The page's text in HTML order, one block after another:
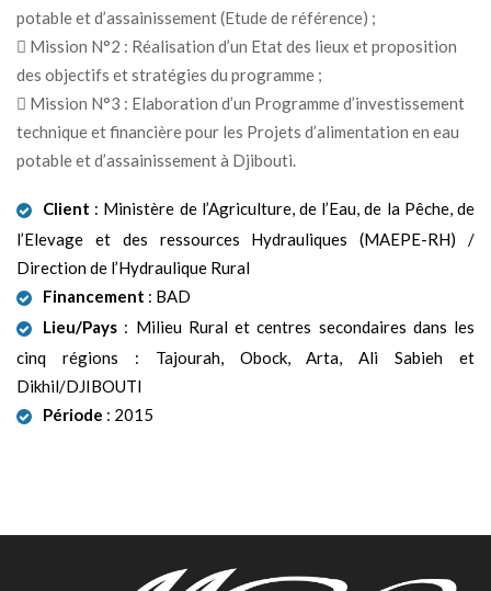
potable et d’assainissement (Etude de référence) ;
 Mission N°2 : Réalisation d’un Etat des lieux et proposition
des objectifs et stratégies du programme ;
 Mission N°3 : Elaboration d’un Programme d’investissement
technique et financière pour les Projets d’alimentation en eau
potable et d’assainissement à Djibouti.
Client : Ministère de l’Agriculture, de l’Eau, de la Pêche, de
l’Elevage et des ressources Hydrauliques (MAEPE-RH) /
Direction de l’Hydraulique Rural
Financement : BAD
Lieu/Pays : Milieu Rural et centres secondaires dans les
cinq régions : Tajourah, Obock, Arta, Ali Sabieh et
Dikhil/DJIBOUTI
Période : 2015